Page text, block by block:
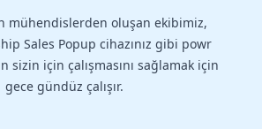
mühendislerden oluşan ekibimiz,
Sales Popup cihazınız gibi powr
sizin için çalışmasını sağlamak için
gece gündüz çalışır.